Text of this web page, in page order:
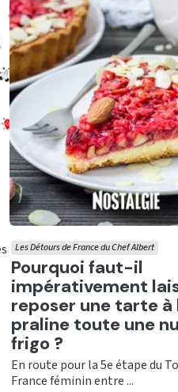
Ecouter
Pourquoi faut-il
impérativement
reposer une tarte à
praline toute une
frigo ?
Les Détours de France du Chef Albert
En route pour la 5e étape du
France féminin entre ...